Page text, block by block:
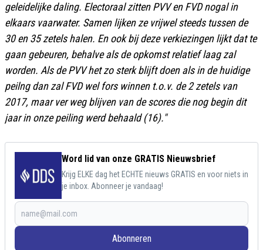
geleidelijke daling. Electoraal zitten PVV en FVD nogal in
elkaars vaarwater. Samen lijken ze vrijwel steeds tussen de
30 en 35 zetels halen. En ook bij deze verkiezingen lijkt dat te
gaan gebeuren, behalve als de opkomst relatief laag zal
worden. Als de PVV het zo sterk blijft doen als in de huidige
peilng dan zal FVD wel fors winnen t.o.v. de 2 zetels van
2017, maar ver weg blijven van de scores die nog begin dit
jaar in onze peiling werd behaald (16)."
Word lid van onze GRATIS Nieuwsbrief
Krijg ELKE dag het ECHTE nieuws GRATIS en voor niets in
je inbox. Abonneer je vandaag!
Abonneren